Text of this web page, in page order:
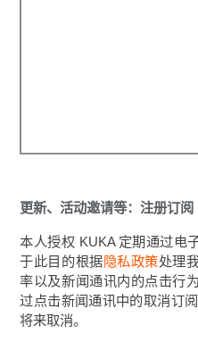
更新、活动邀请等：注册订阅
本人授权 KUKA 定期通过电
于此目的根据隐私政策处理
率以及新闻通讯内的点击行
过点击新闻通讯中的取消订
将来取消。